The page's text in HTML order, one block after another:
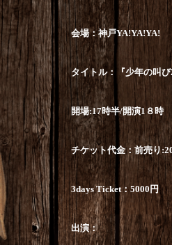
会場：神戸YA!YA!YA!
タイトル：『少年の叫び
開場:17時半/開演1 ８時
チケット代金：前売り
3days Ticket：5000 円
出演：